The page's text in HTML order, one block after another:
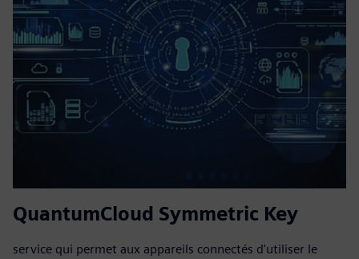
QuantumCloud Symmetric Key
service qui permet aux appareils connectés d'utiliser le